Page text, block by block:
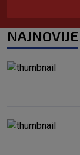
NAJNOVIJE